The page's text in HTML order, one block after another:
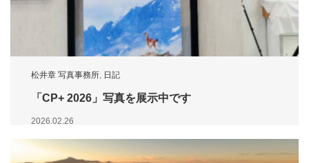
松井章 写真事務所 日記
「CP+ 2026」写真を展示中です
2026.02.26